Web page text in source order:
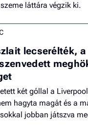
láttára végzik ki.
lecserélték,
két góllal a
hagyta magát és a
jobban játszva